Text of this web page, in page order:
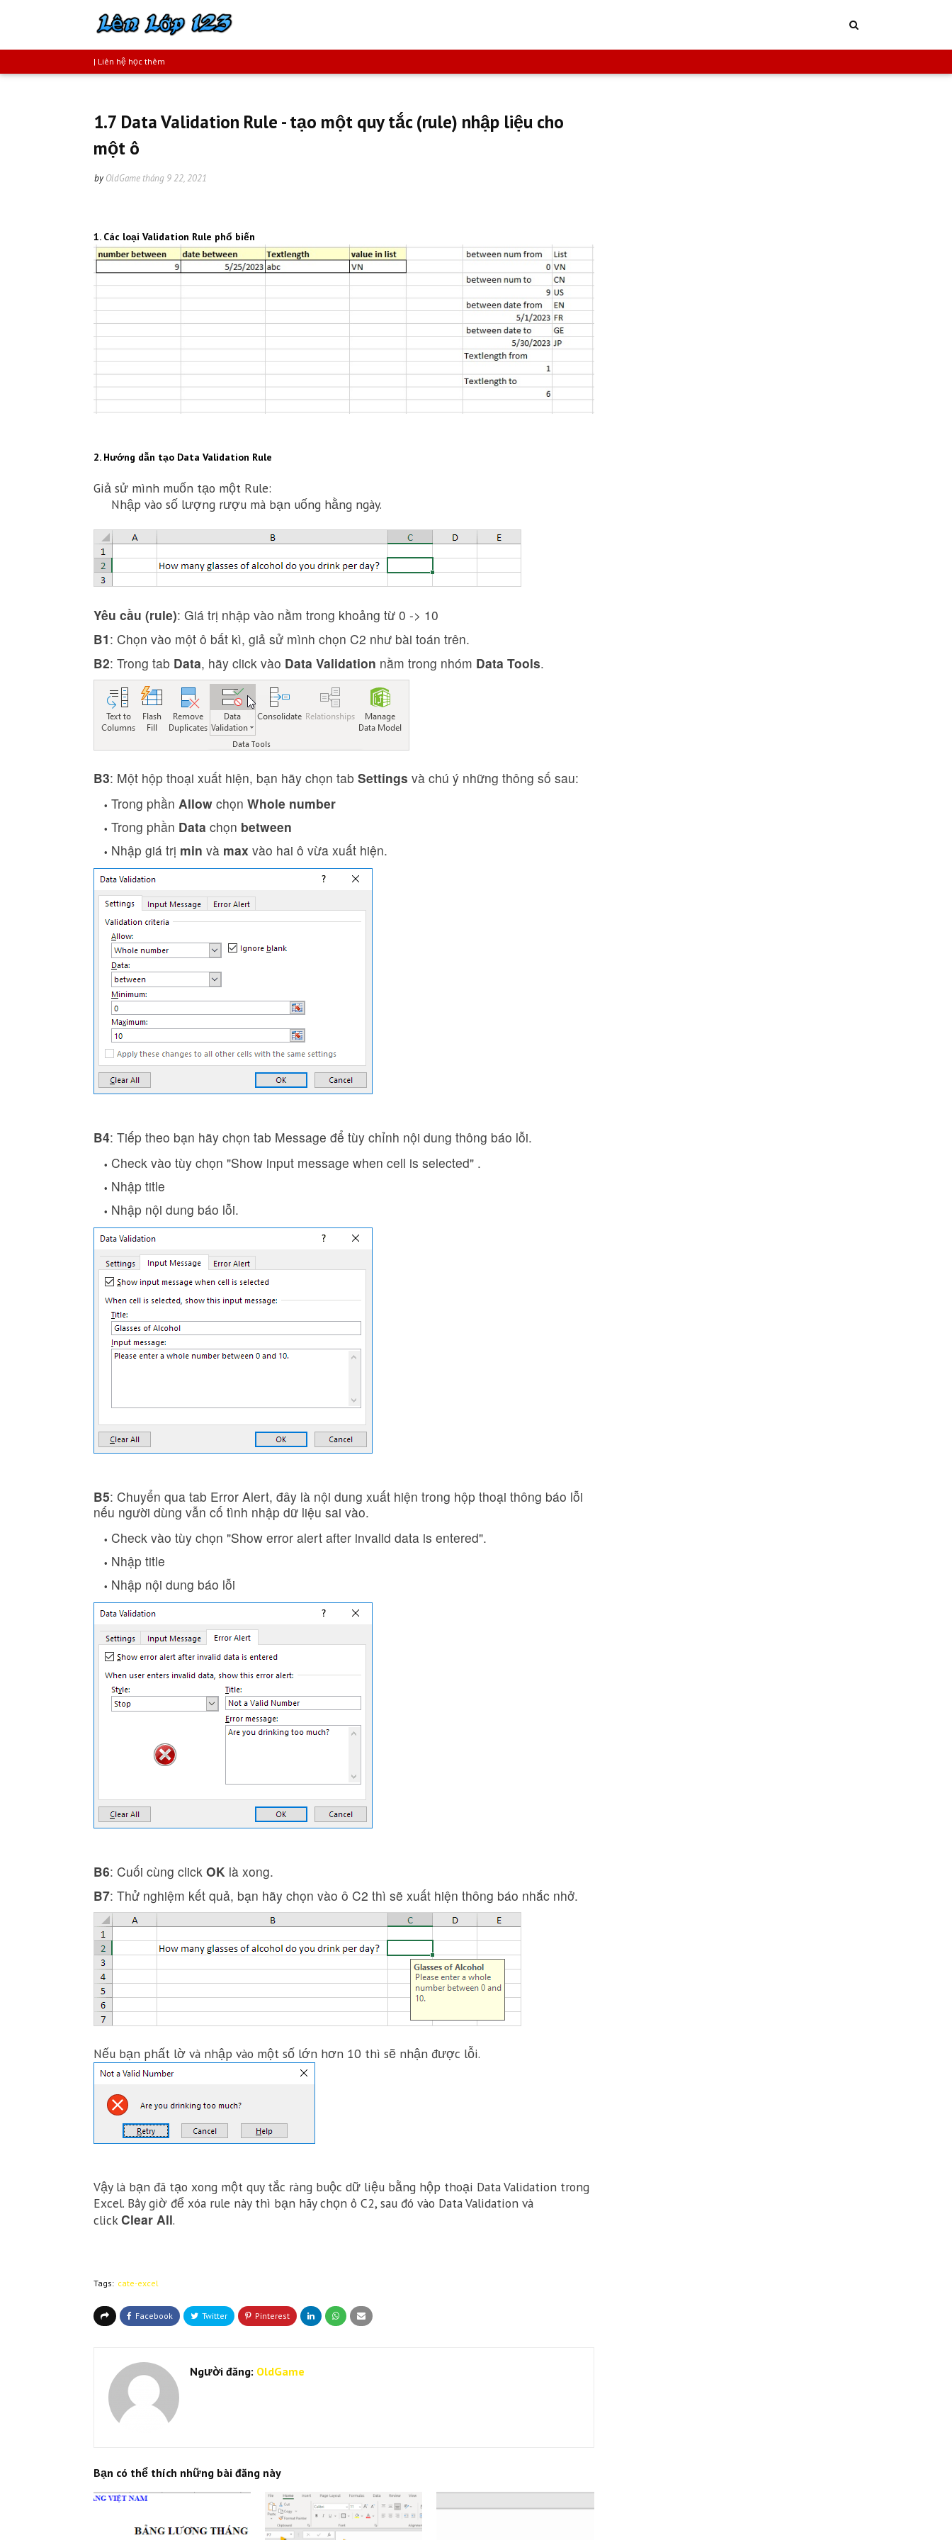
| Liên hệ học thêm
1.7 Data Validation Rule - tạo một quy tắc (rule) nhập liệu cho
một ô
by OldGame tháng 9 22, 2021
1. Các loại Validation Rule phổ biến
2. Hướng dẫn tạo Data Validation Rule
Giả sử mình muốn tạo một Rule:
Nhập vào số lượng rượu mà bạn uống hằng ngày.
Yêu cầu (rule): Giá trị nhập vào nằm trong khoảng từ 0 -> 10
B1: Chọn vào một ô bất kì, giả sử mình chọn C2 như bài toán trên.
B2: Trong tab Data, hãy click vào Data Validation nằm trong nhóm Data Tools.
B3: Một hộp thoại xuất hiện, bạn hãy chọn tab Settings và chú ý những thông số sau:
Trong phần Allow chọn Whole number
Trong phần Data chọn between
Nhập giá trị min và max vào hai ô vừa xuất hiện.
B4: Tiếp theo bạn hãy chọn tab Message để tùy chỉnh nội dung thông báo lỗi.
Check vào tùy chọn "Show input message when cell is selected" .
Nhập title
Nhập nội dung báo lỗi.
B5: Chuyển qua tab Error Alert, đây là nội dung xuất hiện trong hộp thoại thông báo lỗi
nếu người dùng vẫn cố tình nhập dữ liệu sai vào.
Check vào tùy chọn "Show error alert after invalid data is entered".
Nhập title
Nhập nội dung báo lỗi
B6: Cuối cùng click OK là xong.
B7: Thử nghiệm kết quả, bạn hãy chọn vào ô C2 thì sẽ xuất hiện thông báo nhắc nhở.
Nếu bạn phất lờ và nhập vào một số lớn hơn 10 thì sẽ nhận được lỗi.
Vậy là bạn đã tạo xong một quy tắc ràng buộc dữ liệu bằng hộp thoại Data Validation trong
Excel. Bây giờ để xóa rule này thì bạn hãy chọn ô C2, sau đó vào Data Validation và
clickClear All.
Tags: cate-excel
Người đăng: OldGame
Bạn có thể thích những bài đăng này